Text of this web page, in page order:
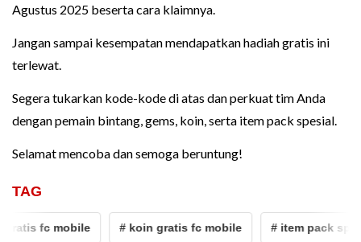
Agustus 2025 beserta cara klaimnya.
Jangan sampai kesempatan mendapatkan hadiah gratis ini
terlewat.
Segera tukarkan kode-kode di atas dan perkuat tim Anda
dengan pemain bintang, gems, koin, serta item pack spesial.
Selamat mencoba dan semoga beruntung!
TAG
mobile # koin gratis fc mobile # item pack spesial fc